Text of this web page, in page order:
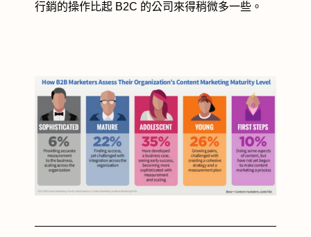
行銷的操作比起 B2C 的公司來得稍微多一些。